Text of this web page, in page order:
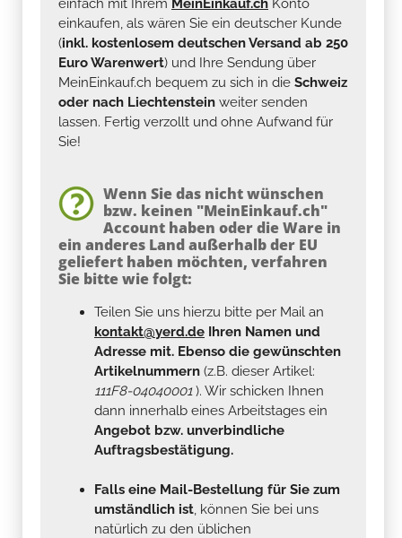
einfach mit Ihrem MeinEinkauf.ch Konto
einkaufen, als wären Sie ein deutscher Kunde
(inkl. kostenlosem deutschen Versand ab 250
Euro Warenwert) und Ihre Sendung über
MeinEinkauf.ch bequem zu sich in die Schweiz
oder nach Liechtenstein weiter senden
lassen. Fertig verzollt und ohne Aufwand für
Sie!
Wenn Sie das nicht wünschen
bzw. keinen "MeinEinkauf.ch"
Account haben oder die Ware in
ein anderes Land außerhalb der EU
geliefert haben möchten, verfahren
Sie bitte wie folgt:
Teilen Sie uns hierzu bitte per Mail an
kontakt@yerd.de Ihren Namen und
Adresse mit. Ebenso die gewünschten
Artikelnummern (z.B. dieser Artikel:
111F8-04040001). Wir schicken Ihnen
dann innerhalb eines Arbeitstages ein
Angebot bzw. unverbindliche
Auftragsbestätigung.
Falls eine Mail-Bestellung für Sie zum
umständlich ist, können Sie bei uns
natürlich zu den üblichen